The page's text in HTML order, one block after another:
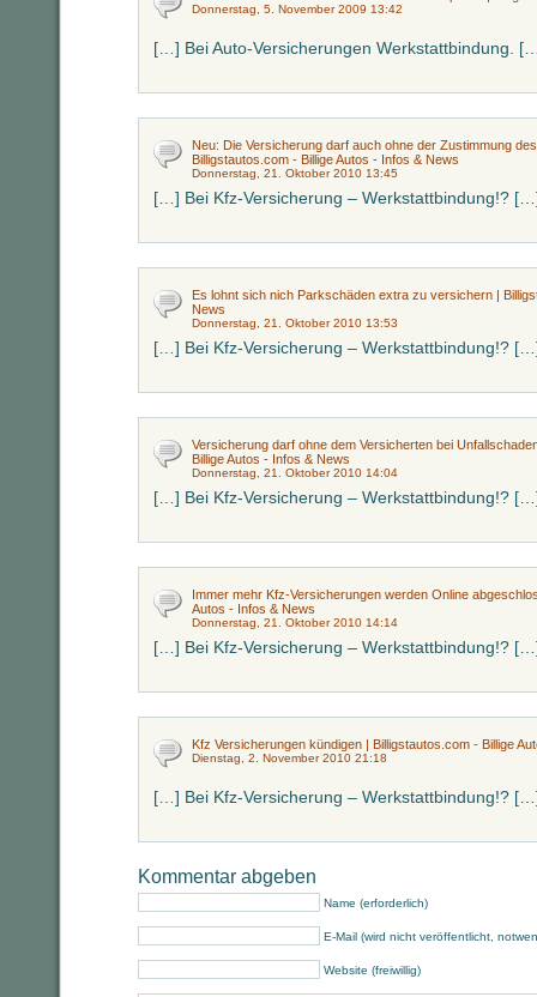
Donnerstag, 5. November 2009 13:42
[…] Bei Auto-Versicherungen Werkstattbindung.
Neu: Die Versicherung darf auch ohne der Zustimmung
Billigstautos.com - Billige Autos - Infos & News
Donnerstag, 21. Oktober 2010 13:45
[…] Bei Kfz-Versicherung – Werkstattbindung!?
Es lohnt sich nich Parkschäden extra zu versichern |
News
Donnerstag, 21. Oktober 2010 13:53
[…] Bei Kfz-Versicherung – Werkstattbindung!?
Versicherung darf ohne dem Versicherten bei
Billige Autos - Infos & News
Donnerstag, 21. Oktober 2010 14:04
[…] Bei Kfz-Versicherung – Werkstattbindung!?
Immer mehr Kfz-Versicherungen werden Online
Autos - Infos & News
Donnerstag, 21. Oktober 2010 14:14
[…] Bei Kfz-Versicherung – Werkstattbindung!?
Kfz Versicherungen kündigen | Billigstautos.com - Billige
Dienstag, 2. November 2010 21:18
[…] Bei Kfz-Versicherung – Werkstattbindung!?
Kommentar abgeben
Name (erforderlich)
E-Mail (wird nicht veröffentlicht,
Website (freiwillig)